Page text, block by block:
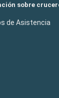
sobre
de Asistencia